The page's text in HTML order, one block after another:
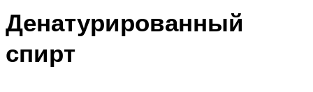
Денатурированный
спирт